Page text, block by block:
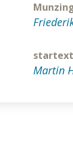
startext
Martin